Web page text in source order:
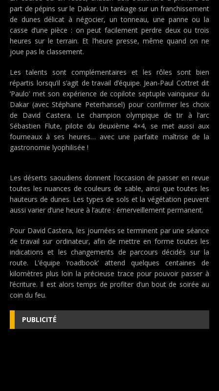
part de pépins sur le Dakar. Un tankage sur un franchissement
de dunes délicat à négocier, un tonneau, une panne ou la
casse d’une pièce : on peut facilement perdre deux ou trois
heures sur le terrain. Et l’heure presse, même quand on ne
joue pas le classement.
Les talents sont complémentaires et les rôles sont bien
répartis lorsqu’il s’agit de travail d’équipe. Jean-Paul Cottret dit
‘Paulo’ met son expérience de copilote septuple vainqueur du
Dakar (avec Stéphane Peterhansel) pour confirmer les choix
de David Castera. Le champion olympique de tir à l’arc
Sébastien Flute, pilote du deuxième 4×4, se met aussi aux
fourneaux à ses heures… avec une parfaite maîtrise de la
gastronomie lyophilisée !
Les déserts saoudiens donnent l’occasion de passer en revue
toutes les nuances de couleurs de sable, ainsi que toutes les
hauteurs de dunes. Les types de sols et la végétation peuvent
aussi varier d’une heure à l’autre : émerveillement permanent.
Pour David Castera, les journées se terminent par une séance
de travail sur ordinateur, afin de mettre en forme toutes les
indications et les changements de parcours décidés sur la
route. L’équipe ‘roadbook’ attend quelques centaines de
kilomètres plus loin la précieuse trace pour pouvoir passer à
l’écriture. Il est alors temps de profiter d’un bout de soirée au
coin du feu.
PUBLICITÉ